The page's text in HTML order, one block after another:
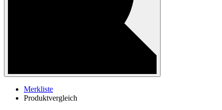
Merkliste
Produktvergleich